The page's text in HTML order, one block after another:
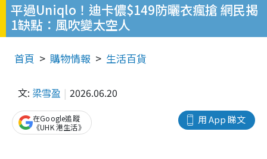
平過Uniqlo！迪卡儂$149防曬衣瘋搶 網民揭
1缺點：風吹變太空人
首頁 購物情報 生活百貨
文: 梁雪盈 2026.06.20
用 App 睇文
在Google追蹤
《UHK 港生活》